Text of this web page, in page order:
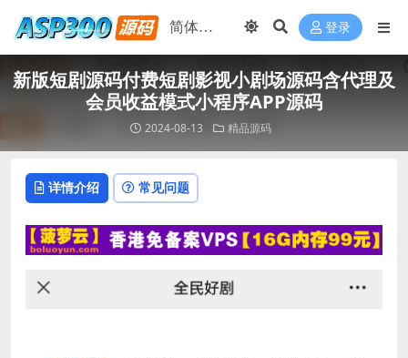
登录
新版短剧源码付费短剧影视小剧场源码含代理及
会员收益模式小程序APP源码
2024-08-13 精品源码
详情介绍 常见问题